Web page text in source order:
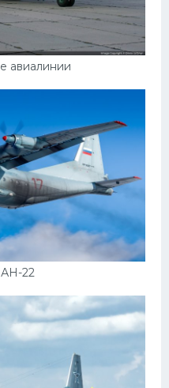
авиалинии
22